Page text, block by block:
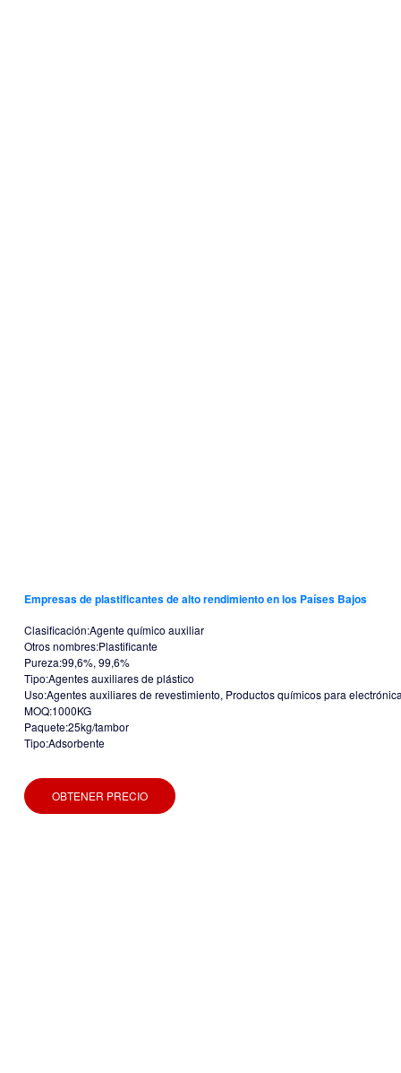
Empresas de plastificantes de alto rendimiento en los Países Bajos
Clasificación:Agente químico auxiliar
Otros nombres:Plastificante
Pureza:99,6%, 99,6%
Tipo:Agentes auxiliares de plástico
Uso:Agentes auxiliares de revestimiento, Productos químicos para
MOQ:1000KG
Paquete:25kg/tambor
Tipo:Adsorbente
OBTENER PRECIO